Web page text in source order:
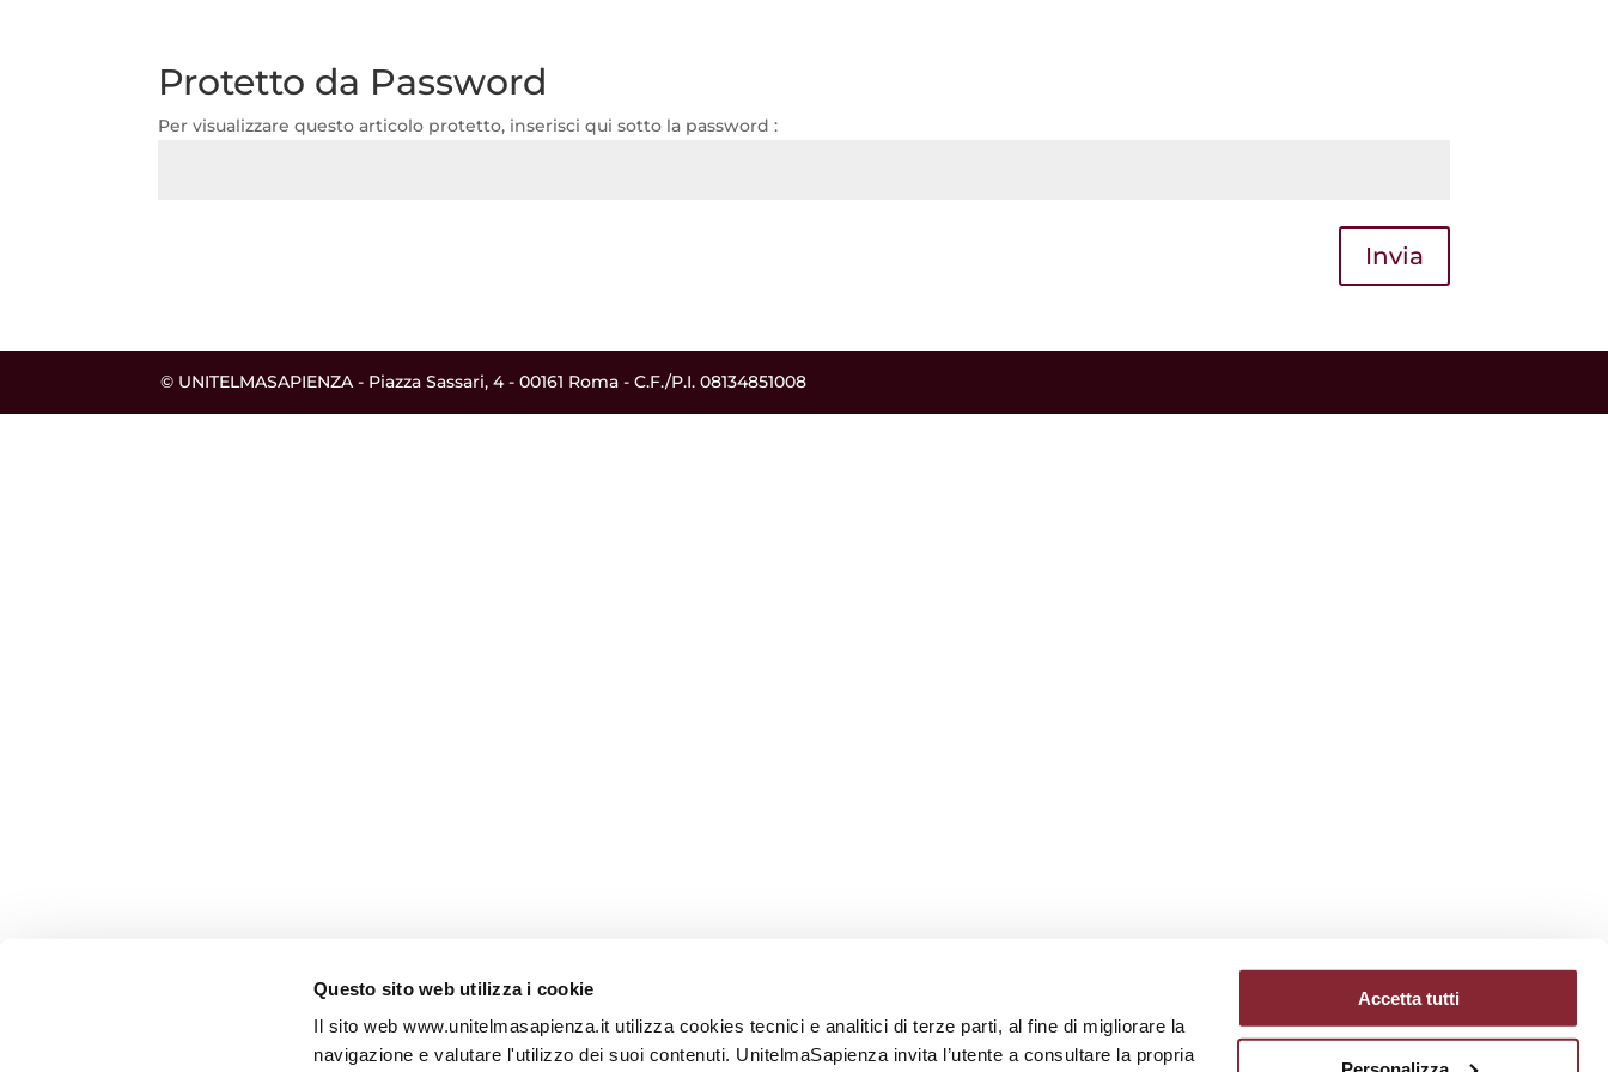
Questo sito web utilizza i cookie
Il sito web www.unitelmasapienza.it utilizza cookies tecnici e analitici di terze parti, al fine di migliorare la
navigazione e valutare l'utilizzo dei suoi contenuti. UnitelmaSapienza invita l’utente a consultare la propria
Accetta tutti
Protetto da Password
Per visualizzare questo articolo protetto, inserisci qui sotto la password :
Invia
© UNITELMASAPIENZA - Piazza Sassari, 4 - 00161 Roma - C.F./P.I. 08134851008